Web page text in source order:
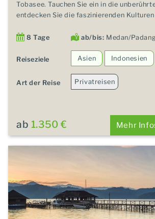
Tobasee. Tauchen Sie ein in die
entdecken Sie die faszinierenden
8 Tage ab/bis: Medan/
Reiseziele Asien Indonesien
Art der Reise Privatreisen
ab 1.350 € Mehr